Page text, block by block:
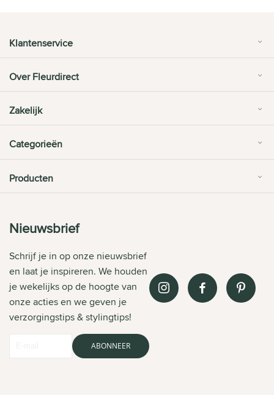
Klantenservice
Over Fleurdirect
Zakelijk
Categorieën
Producten
Nieuwsbrief
Schrijf je in op onze nieuwsbrief
en laat je inspireren. We houden
je wekelijks op de hoogte van
onze acties en we geven je
verzorgingstips & stylingtips!
ABONNEER